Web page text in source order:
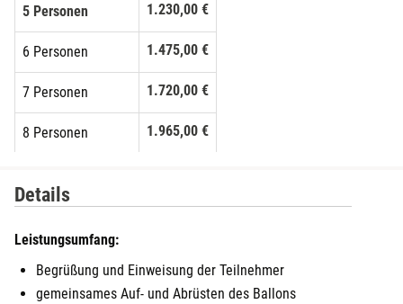
5 Personen 1.230,00 €
6 Personen 1.475,00 €
7 Personen 1.720,00 €
8 Personen 1.965,00 €
2.455,00 €
Details
Leistungsumfang:
Begrüßung und Einweisung der Teilnehmer
gemeinsames Auf- und Abrüsten des Ballons